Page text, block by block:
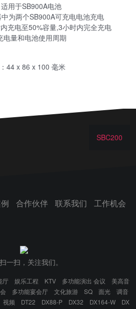
用于SB900A电池
为两个SB900A可充电电池充电
充电至50%容量,3小时内完全充电
电量和电池使用周期
44 x 86 x 100 毫米
SBC200
合作伙伴 联系我们 工作机会
一扫，关注我们。
厅 娱乐工程 KTV 多功能演出 会议
美高音
多功能宴会厅 文化旅游 SQ 面光
调音
视频 DT22 DX88-P DX32 DX164-W
DX